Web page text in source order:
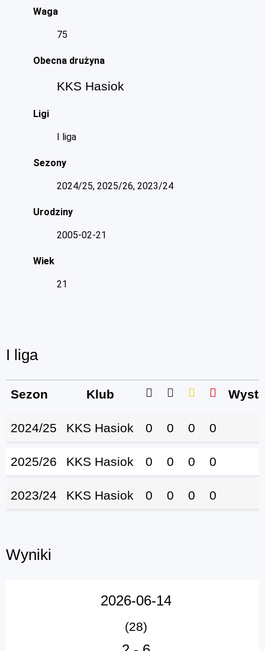
Waga
75
Obecna drużyna
KKS Hasiok
Ligi
I liga
Sezony
2024/25, 2025/26, 2023/24
Urodziny
2005-02-21
Wiek
21
I liga
Sezon Klub
2024/25 KKS Hasiok 0 0 0 0
2025/26 KKS Hasiok 0 0 0 0
2023/24 KKS Hasiok 0 0 0 0
Wyniki
2026-06-14
(28)